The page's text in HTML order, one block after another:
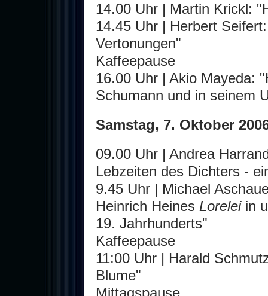
14.00 Uhr | Martin Krickl:
14.45 Uhr | Herbert
Vertonungen"
Kaffeepause
16.00 Uhr | Akio Mayeda:
Schumann und in seinem
Samstag, 7. Oktober
09.00 Uhr | Andrea
Lebzeiten des Dichters -
9.45 Uhr | Michael
Heinrich Heines Loreleiin
19. Jahrhunderts"
Kaffeepause
11:00 Uhr | Harald
Blume"
Mittagspause